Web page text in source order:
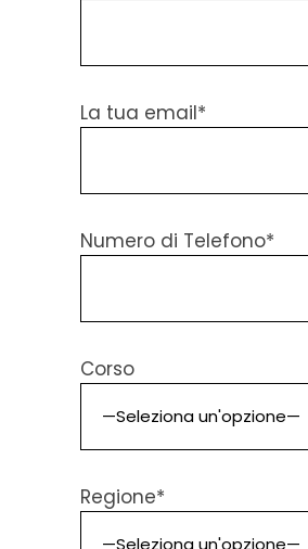
La tua email*
Numero di Telefono*
Corso
Regione*